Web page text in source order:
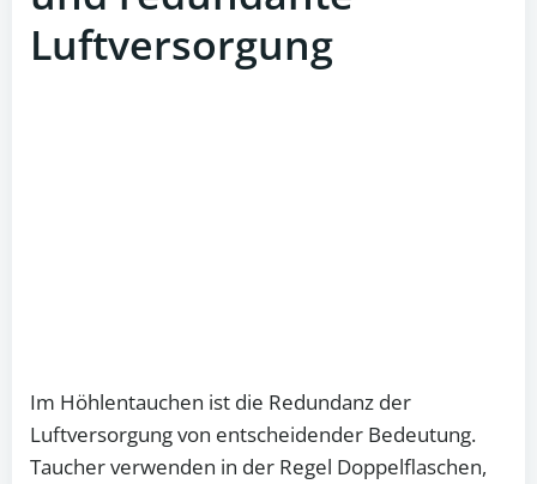
Luftversorgung
Im Höhlentauchen ist die Redundanz der
Luftversorgung von entscheidender Bedeutung.
Taucher verwenden in der Regel Doppelflaschen,